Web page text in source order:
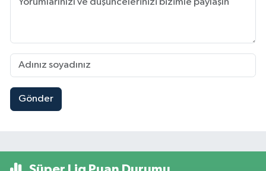
Gönder